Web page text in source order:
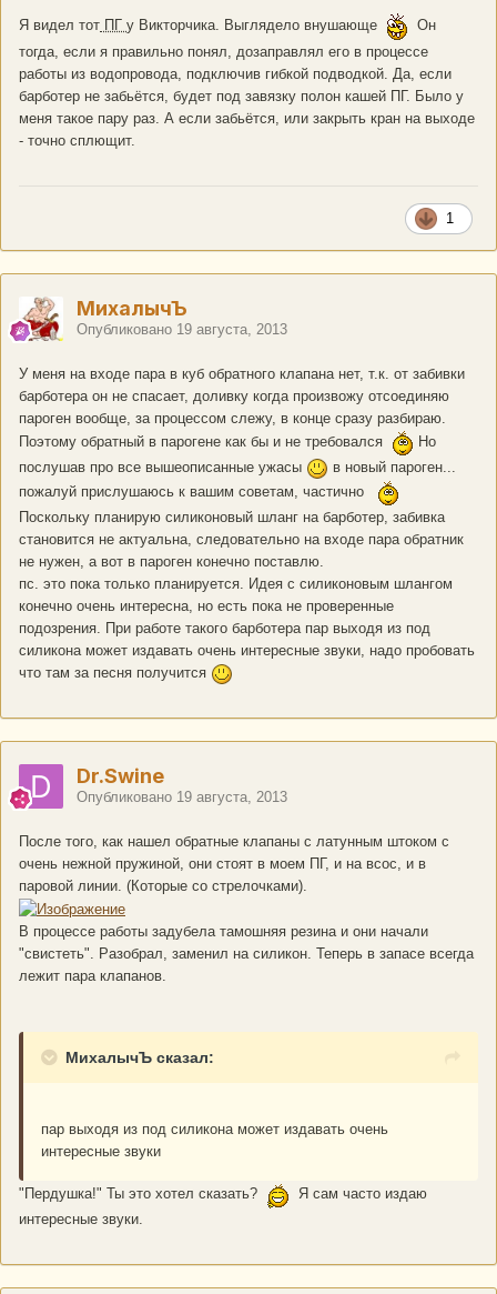
Я видел тот ПГ у Викторчика. Выглядело внушающе
Он
тогда, если я правильно понял, дозаправлял его в процессе
работы из водопровода, подключив гибкой подводкой. Да, если
барботер не забьётся, будет под завязку полон кашей ПГ. Было у
меня такое пару раз. А если забьётся, или закрыть кран на выходе
- точно сплющит.
1
МихалычЪ
Опубликовано 19 августа, 2013
У меня на входе пара в куб обратного клапана нет, т.к. от забивки
барботера он не спасает, доливку когда произвожу отсоединяю
пароген вообще, за процессом слежу, в конце сразу разбираю.
Поэтому обратный в парогене как бы и не требовался
Но
послушав про все вышеописанные ужасы
в новый пароген...
пожалуй прислушаюсь к вашим советам, частично
Поскольку планирую силиконовый шланг на барботер, забивка
становится не актуальна, следовательно на входе пара обратник
не нужен, а вот в пароген конечно поставлю.
пс. это пока только планируется. Идея с силиконовым шлангом
конечно очень интересна, но есть пока не проверенные
подозрения. При работе такого барботера пар выходя из под
силикона может издавать очень интересные звуки, надо пробовать
что там за песня получится
Dr.Swine
Опубликовано 19 августа, 2013
После того, как нашел обратные клапаны с латунным штоком с
очень нежной пружиной, они стоят в моем ПГ, и на всос, и в
паровой линии. (Которые со стрелочками).
В процессе работы задубела тамошняя резина и они начали
"свистеть". Разобрал, заменил на силикон. Теперь в запасе всегда
лежит пара клапанов.
МихалычЪ сказал:
пар выходя из под силикона может издавать очень
интересные звуки
"Пердушка!" Ты это хотел сказать?
Я сам часто издаю
интересные звуки.